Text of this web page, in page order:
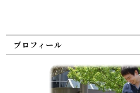
プロフィール